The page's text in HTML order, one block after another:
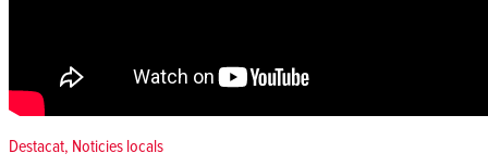
Posted in
Destacat, Noticies locals